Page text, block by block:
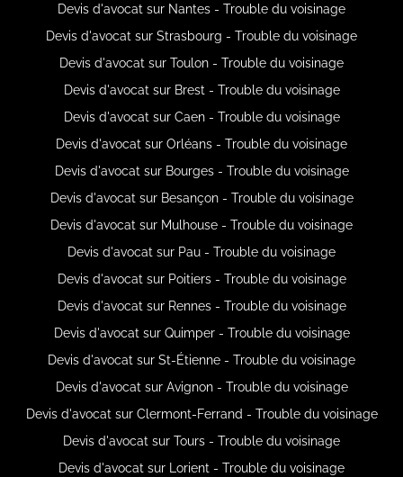
Devis d'avocat sur Nantes - Trouble du voisinage
Devis d'avocat sur Strasbourg - Trouble du voisinage
Devis d'avocat sur Toulon - Trouble du voisinage
Devis d'avocat sur Brest - Trouble du voisinage
Devis d'avocat sur Caen - Trouble du voisinage
Devis d'avocat sur Orléans - Trouble du voisinage
Devis d'avocat sur Bourges - Trouble du voisinage
Devis d'avocat sur Besançon - Trouble du voisinage
Devis d'avocat sur Mulhouse - Trouble du voisinage
Devis d'avocat sur Pau - Trouble du voisinage
Devis d'avocat sur Poitiers - Trouble du voisinage
Devis d'avocat sur Rennes - Trouble du voisinage
Devis d'avocat sur Quimper - Trouble du voisinage
Devis d'avocat sur St-Étienne - Trouble du voisinage
Devis d'avocat sur Avignon - Trouble du voisinage
Devis d'avocat sur Clermont-Ferrand - Trouble du voisinage
Devis d'avocat sur Tours - Trouble du voisinage
Devis d'avocat sur Lorient - Trouble du voisinage